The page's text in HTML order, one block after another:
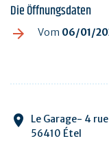
Die Öffnungsdaten
Vom 06/01/
Le Garage- 4
56410 Étel